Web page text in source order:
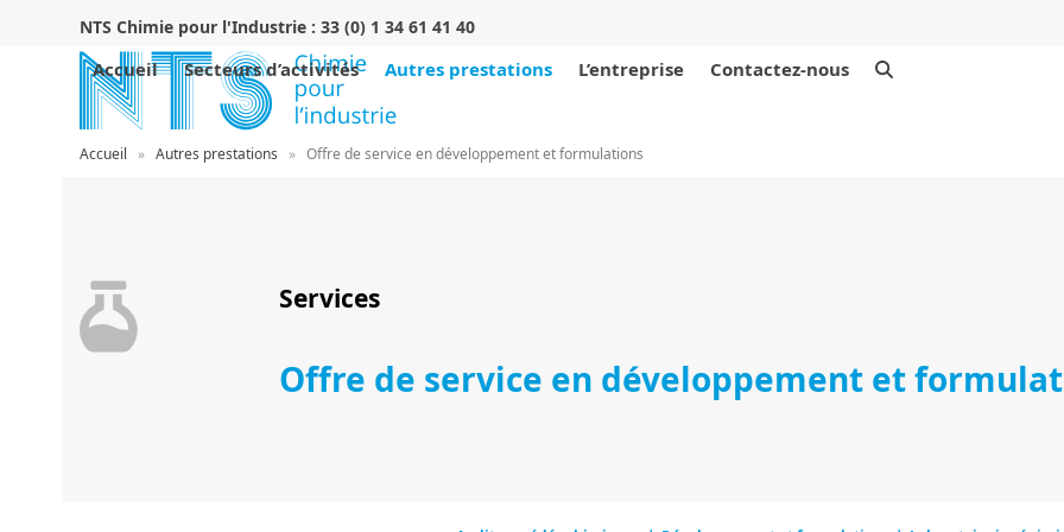
NTS Chimie pour l'Industrie :33 (0) 1 34 61 41 40
Accueil Secteurs d’activités Autres prestations L’entreprise Contactez-nous
Accueil » Autres prestations » Offre de service en développement et formulations
Services
Offre de service en développement et